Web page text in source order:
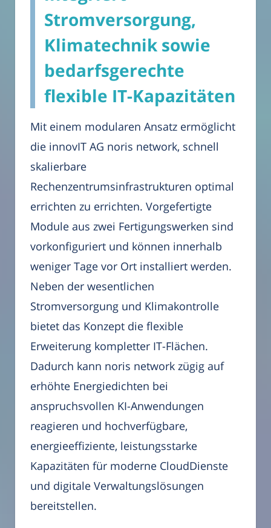
Stromversorgung,
Klimatechnik sowie
bedarfsgerechte
flexible IT-Kapazitäten
Mit einem modularen Ansatz ermöglicht
die innovIT AG noris network, schnell
skalierbare
Rechenzentrumsinfrastrukturen optimal
errichten zu errichten. Vorgefertigte
Module aus zwei Fertigungswerken sind
vorkonfiguriert und können innerhalb
weniger Tage vor Ort installiert werden.
Neben der wesentlichen
Stromversorgung und Klimakontrolle
bietet das Konzept die flexible
Erweiterung kompletter IT-Flächen.
Dadurch kann noris network zügig auf
erhöhte Energiedichten bei
anspruchsvollen KI-Anwendungen
reagieren und hochverfügbare,
energieeffiziente, leistungsstarke
Kapazitäten für moderne CloudDienste
und digitale Verwaltungslösungen
bereitstellen.